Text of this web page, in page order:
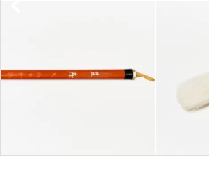
特定商取引法について